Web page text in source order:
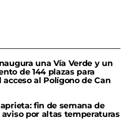
una Vía Verde y un
de 144 plazas para
acceso al Polígono de Can
fin de semana de
aviso por altas temperaturas